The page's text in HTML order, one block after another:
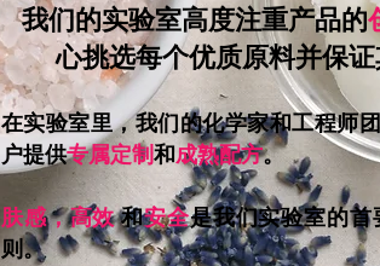
我们的实验室高度注重产品的
心挑选每个优质原料并保
在实验室里，我们的化学家和工程师
户提供专属定制和成熟配方。
肤感，高效和安全是我们实验室的
则。